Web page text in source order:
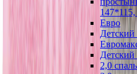
Евро
Детский
Детский
2,0